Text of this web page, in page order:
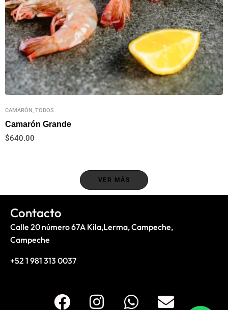
CAMARÓN, TODOS
Camarón Grande
$640.00
VER MÁS
Contacto
Calle 20 número 67A Kila,Lerma, Campeche,
Campeche
+52 1 981 313 0037
F
I
W
E